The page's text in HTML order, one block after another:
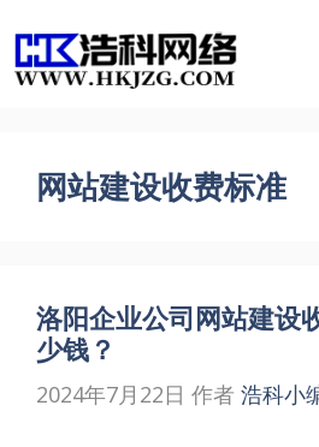
至
网站建设收费标准
洛阳企业公司网站建设
少钱？
2024年7月22日 作者 浩科小